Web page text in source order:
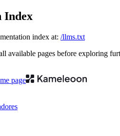
Index
index at: /llms.txt
available pages before exploring
page